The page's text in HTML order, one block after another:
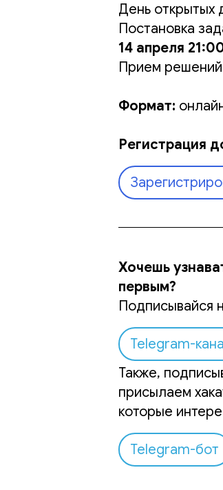
День открытых
Постановка
14 апреля
Прием решений
Формат:
Регистрация
Хочешь
первым?
Подписывайся
Telegram-
Также,
присылаем
которые
Telegram-бот